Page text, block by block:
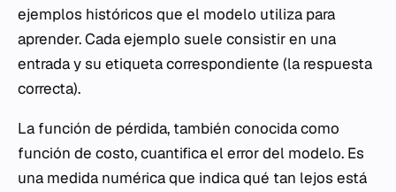
ejemplos históricos que el modelo utiliza para
aprender. Cada ejemplo suele consistir en una
entrada y su etiqueta correspondiente (la respuesta
correcta).
La función de pérdida, también conocida como
función de costo, cuantifica el error del modelo. Es
una medida numérica que indica qué tan lejos está